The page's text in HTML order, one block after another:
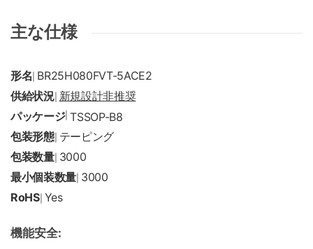
主な仕様
形名 BR25H080FVT-5ACE2
供給状況| 新規設計非推奨
パッケージ|TSSOP-B8
包装形態| テーピング
包装数量| 3000
最小個装数量 3000
RoHS| Yes
機能安全: